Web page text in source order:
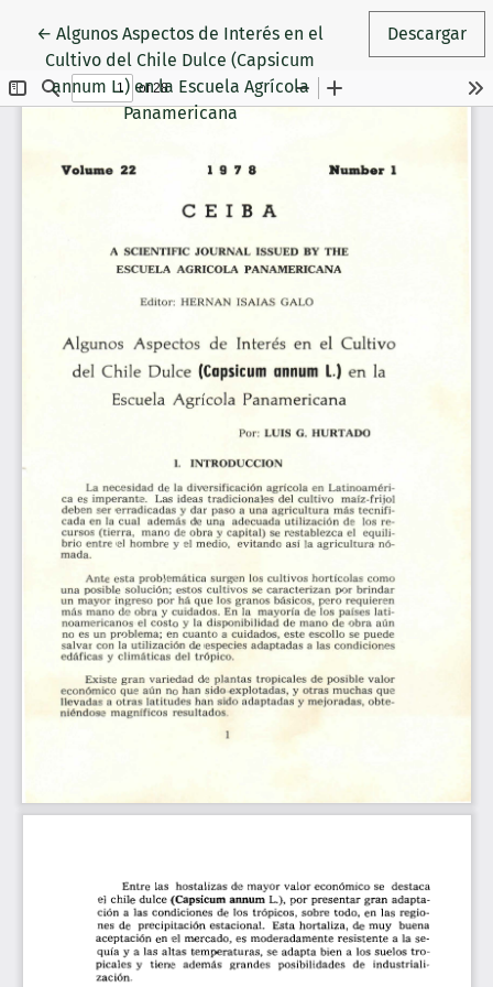
←Volver a los detalles del artículo
Algunos Aspectos de Interés en el
Cultivo del Chile Dulce (Capsicum
annum L.) en la Escuela Agrícola
Panamericana
Descargar